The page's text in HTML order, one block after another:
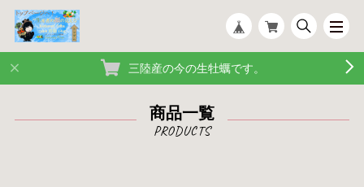
三陸産の今の生牡蠣です。
商品一覧